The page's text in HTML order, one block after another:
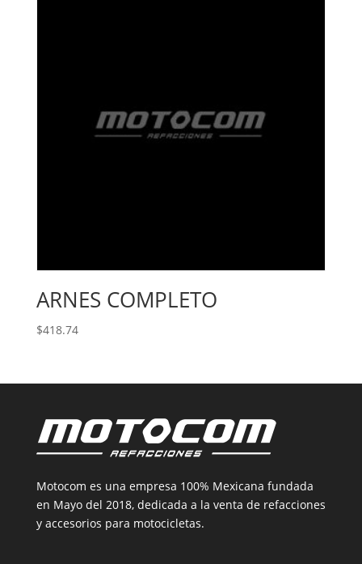
ARNES COMPLETO
$418.74
Motocom es una empresa 100% Mexicana fundada
en Mayo del 2018, dedicada a la venta de refacciones
y accesorios para motocicletas.